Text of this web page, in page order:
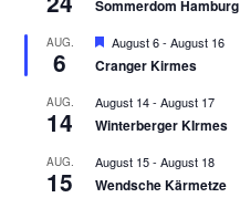
Sommerdom Hamburg
AUG.
6
H
r
o
r
e
h
o
August 6-August 16
Cranger Kirmes
AUG.
14
August 14-August 17
Winterberger KIrmes
AUG.
15
August 15-August 18
Wendsche Kärmetze